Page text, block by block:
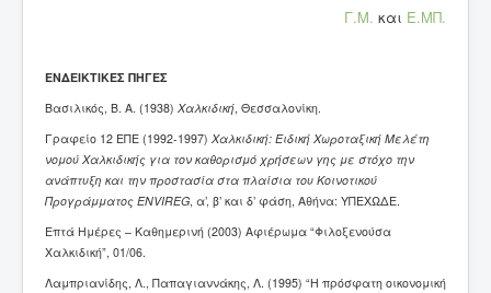
Γ.Μ. και E.ΜΠ.
ΕΝΔΕΙΚΤΙΚΕΣ ΠΗΓΕΣ
Βασιλικός, Β. Α. (1938) Χαλκιδική, Θεσσαλονίκη.
Γραφείο 12 ΕΠΕ (1992-1997) Χαλκιδική: Ειδική Χωροταξική Μελέτη
νομού Χαλκιδικής για τον καθορισμό χρήσεων γης με στόχο την
ανάπτυξη και την προστασία στα πλαίσια του Κοινοτικού
Προγράμματος ENVIREG, α’, β’ και δ’ φάση, Αθήνα: ΥΠΕΧΩΔΕ.
Επτά Ημέρες – Καθημερινή (2003) Αφιέρωμα “Φιλοξενούσα
Χαλκιδική”, 01/06.
Λαμπριανίδης, Λ., Παπαγιαννάκης, Λ. (1995) “Η πρόσφατη οικονομική